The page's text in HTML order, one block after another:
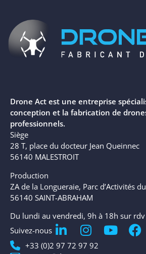
Drone Act est une entreprise
conception et la fabrication de
professionnels.
Siège
28 T, place du docteur Jean Queinnec
56140 MALESTROIT
Production
ZA de la Longueraie, Parc d’Activités
56140 SAINT-ABRAHAM
Du lundi au vendredi, 9h à 18h sur rdv
Suivez-nous
+33 (0)2 97 72 97 92